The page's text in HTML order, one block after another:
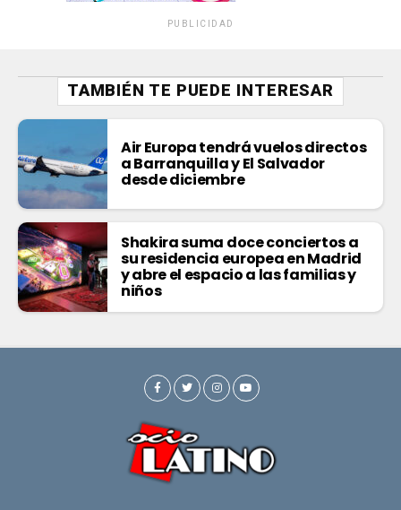
PUBLICIDAD
TAMBIÉN TE PUEDE INTERESAR
Air Europa tendrá vuelos directos
a Barranquilla y El Salvador
desde diciembre
Shakira suma doce conciertos a
su residencia europea en Madrid
y abre el espacio a las familias y
niños